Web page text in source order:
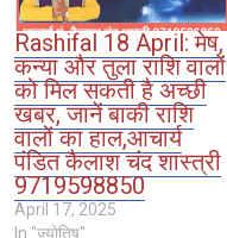
Rashifal 18 April: मेष,
कन्या और तुला राशि वालों
को मिल सकती है अच्छी
खबर, जानें बाकी राशि
वालों का हाल,आचार्य
पंडित कैलाश चंद शास्त्री
9719598850
April 17, 2025
In "ज्योतिष"